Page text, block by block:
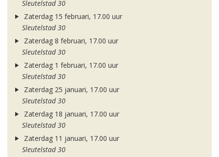
Sleutelstad 30
Zaterdag 15 februari, 17.00 uur
Sleutelstad 30
Zaterdag 8 februari, 17.00 uur
Sleutelstad 30
Zaterdag 1 februari, 17.00 uur
Sleutelstad 30
Zaterdag 25 januari, 17.00 uur
Sleutelstad 30
Zaterdag 18 januari, 17.00 uur
Sleutelstad 30
Zaterdag 11 januari, 17.00 uur
Sleutelstad 30